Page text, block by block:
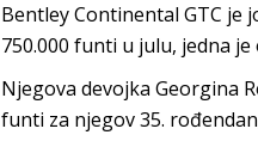
Bentley Continental GTC je
750.000 funti u julu, jedna
Njegova devojka Georgina
funti za njegov 35.